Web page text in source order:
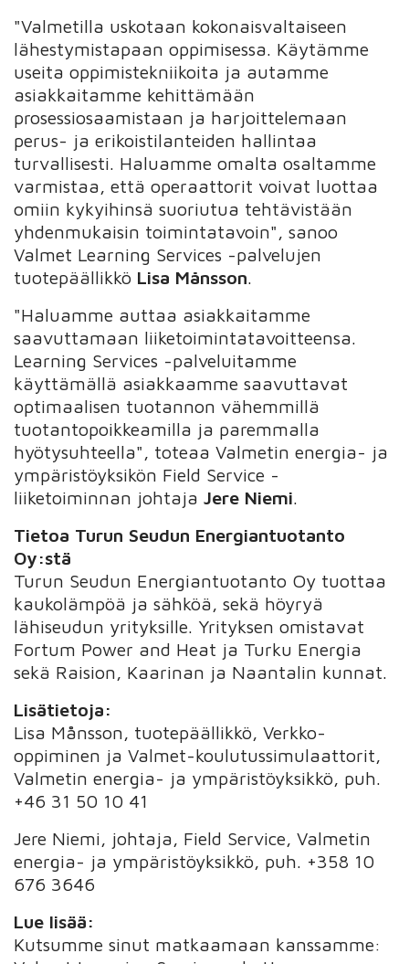
"Valmetilla uskotaan kokonaisvaltaiseen
lähestymistapaan oppimisessa. Käytämme
useita oppimistekniikoita ja autamme
asiakkaitamme kehittämään
prosessiosaamistaan ja harjoittelemaan
perus- ja erikoistilanteiden hallintaa
turvallisesti. Haluamme omalta osaltamme
varmistaa, että operaattorit voivat luottaa
omiin kykyihinsä suoriutua tehtävistään
yhdenmukaisin toimintatavoin", sanoo
Valmet Learning Services -palvelujen
tuotepäällikkö Lisa Månsson
"Haluamme auttaa asiakkaitamme
saavuttamaan liiketoimintatavoitteensa.
Learning Services -palveluitamme
käyttämällä asiakkaamme saavuttavat
optimaalisen tuotannon vähemmillä
tuotantopoikkeamilla ja paremmalla
hyötysuhteella", toteaa Valmetin energia- ja
ympäristöyksikön Field Service -
liiketoiminnan johtajaJere Niemi
Tietoa Turun Seudun Energiantuotanto
Oy:stä
Turun Seudun Energiantuotanto Oy tuottaa
kaukolämpöä ja sähköä, sekä höyryä
lähiseudun yrityksille. Yrityksen omistavat
Fortum Power and Heat ja Turku Energia
sekä Raision, Kaarinan ja Naantalin kunnat.
Lisätietoja:
Lisa Månsson, tuotepäällikkö, Verkko-
oppiminen ja Valmet-koulutussimulaattorit,
Valmetin energia- ja ympäristöyksikkö, puh.
+46 31 50 10 41
Jere Niemi, johtaja, Field Service, Valmetin
energia- ja ympäristöyksikkö, puh. +358 10
676 3646
Lue lisää:
Kutsumme sinut matkaamaan kanssamme: